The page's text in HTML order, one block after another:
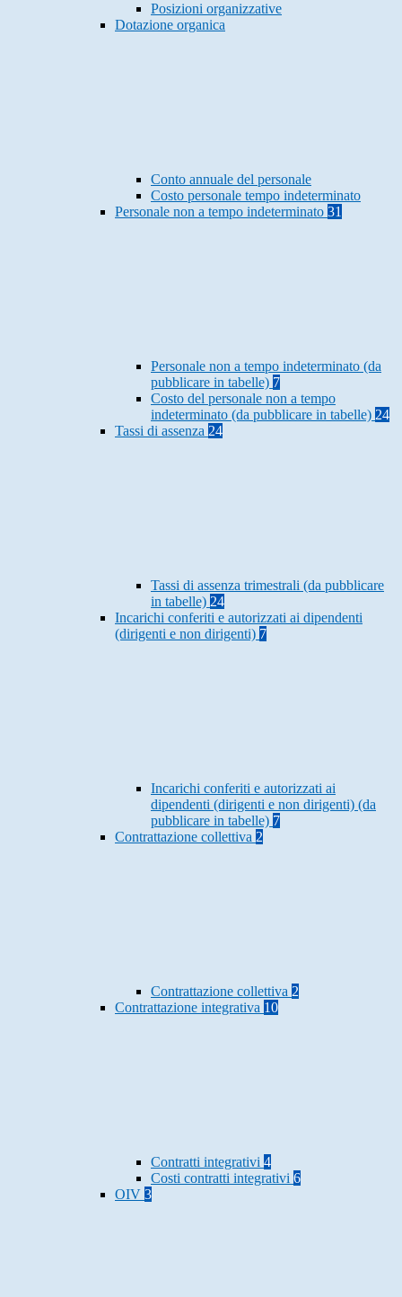
Posizioni organizzative
Dotazione organica
Conto annuale del personale
Costo personale tempo indeterminato
Personale non a tempo indeterminato 31
Personale non a tempo indeterminato (da
pubblicare in tabelle) 7
Costo del personale non a tempo
indeterminato (da pubblicare in tabelle) 24
Tassi di assenza 24
Tassi di assenza trimestrali (da pubblicare
in tabelle) 24
Incarichi conferiti e autorizzati ai dipendenti
(dirigenti e non dirigenti) 7
Incarichi conferiti e autorizzati ai
dipendenti (dirigenti e non dirigenti) (da
pubblicare in tabelle) 7
Contrattazione collettiva 2
Contrattazione collettiva 2
Contrattazione integrativa 10
Contratti integrativi 4
Costi contratti integrativi 6
OIV 3